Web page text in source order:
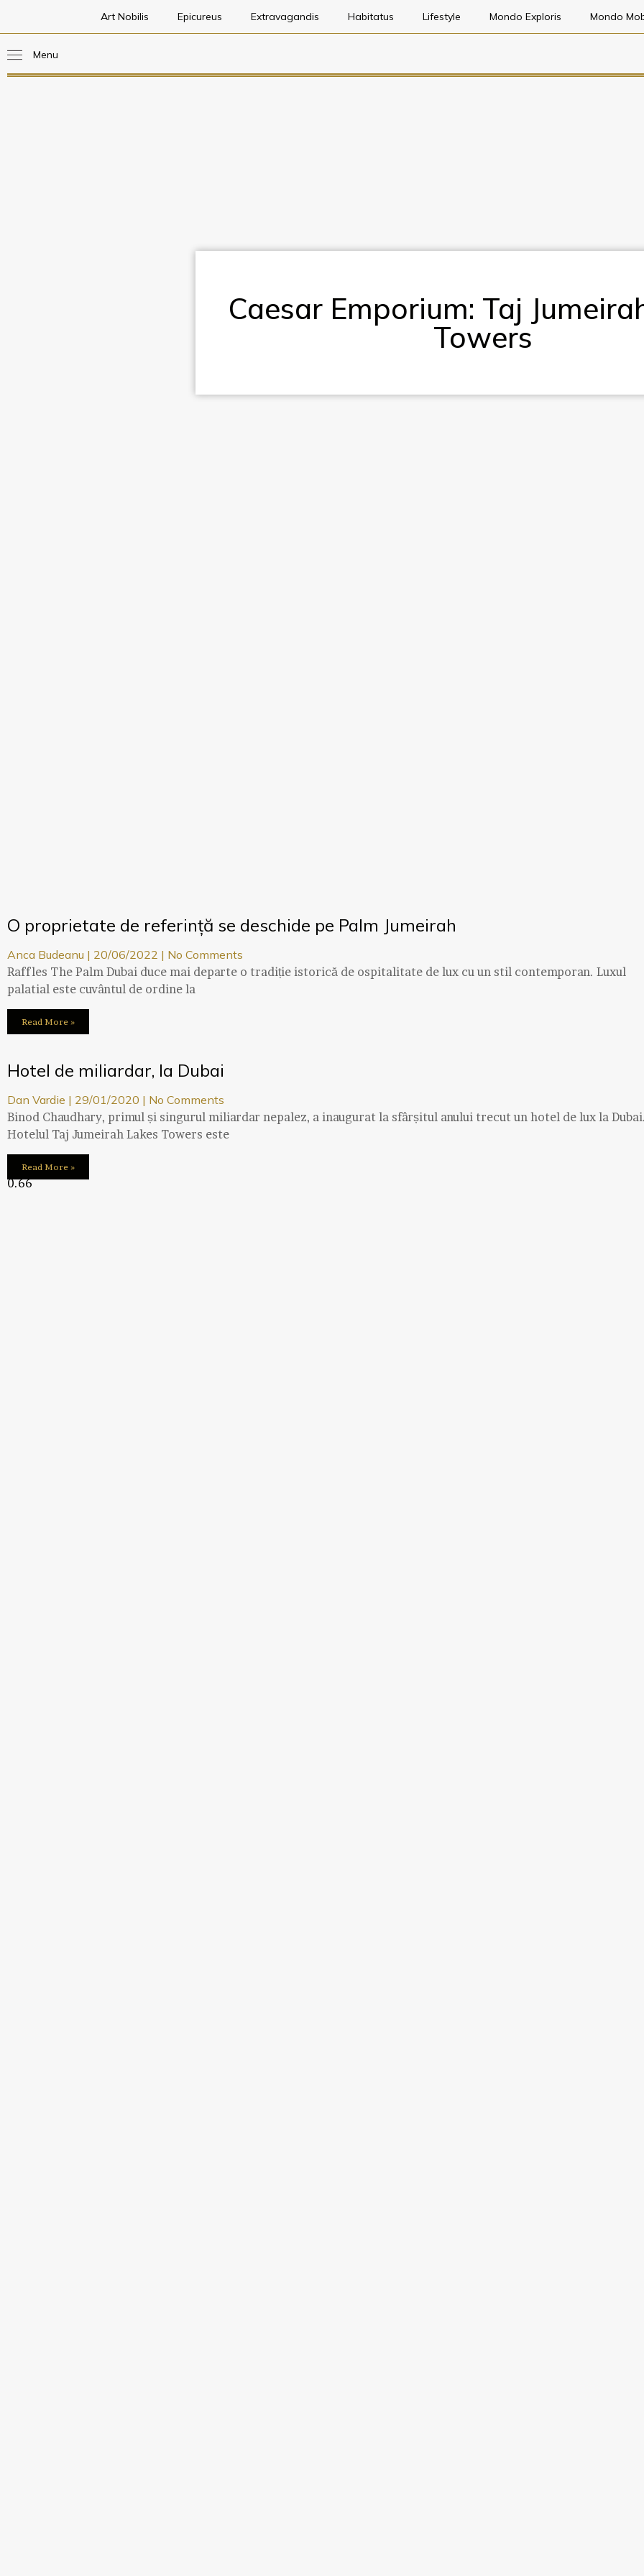
Art Nobilis Epicureus Extravagandis Habitatus Lifestyle Mondo Exploris Mondo
Menu
Caesar Emporium: Taj
Towers
O proprietate de referință se deschide pe Palm Jumeirah
Anca Budeanu 20/06/2022
No Comments
Raffles The Palm Dubai duce mai departe o tradiție istorică de ospitalitate de lux cu un stil contemporan. Luxul
palatial este cuvântul de ordine la
Read More »
Hotel de miliardar, la Dubai
Dan Vardie 29/01/2020
No Comments
Binod Chaudhary, primul și singurul miliardar nepalez, a inaugurat la sfârșitul anului trecut un hotel de lux la
Hotelul Taj Jumeirah Lakes Towers este
Read More »